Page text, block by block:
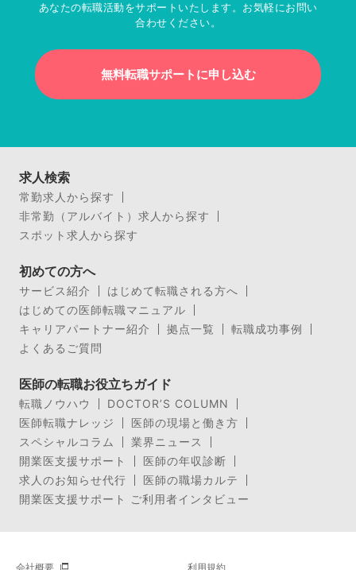
あなたの転職活動をサポートいたします。お気軽にお問い
合わせください。
無料転職サポートに申し込む
求人検索
常勤求人から探す
非常勤（アルバイト）求人から探す
スポット求人から探す
初めての方へ
サービス紹介
はじめて転職される方へ
はじめての医師転職マニュアル
キャリアパートナー紹介
拠点一覧
転職成功事例
よくあるご質問
医師の転職お役立ちガイド
転職ノウハウ
DOCTOR’S COLUMN
医師転職ナレッジ
医師の現場と働き方
スペシャルコラム
業界ニュース
開業医支援サポート
医師の年収診断
求人のお知らせ代行
医師の職場カルテ
開業医支援サポート ご利用者インタビュー
会社概要 利用規約